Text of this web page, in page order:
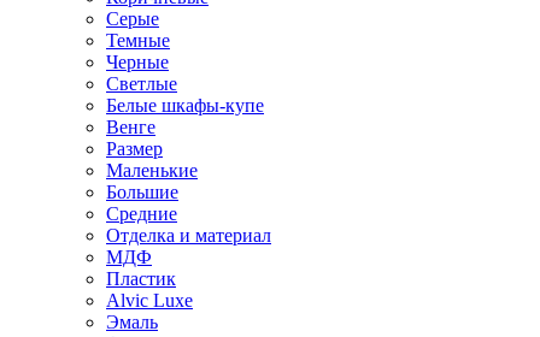
Серые
Темные
Черные
Светлые
Белые шкафы-купе
Венге
Размер
Маленькие
Большие
Средние
Отделка и материал
МДФ
Пластик
Alvic Luxe
Эмаль